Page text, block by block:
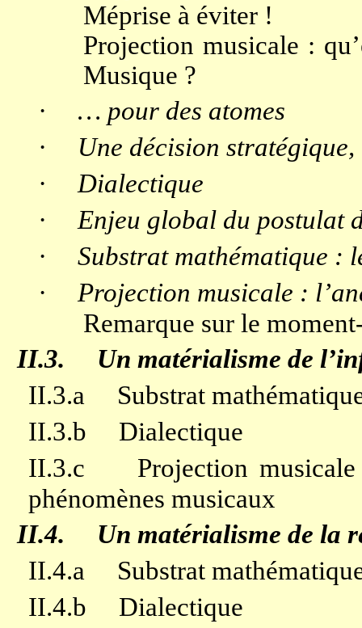
Méprise à éviter !
Projection musicale :
Musique ?
·
… pour des atomes
·
Une décision
·
Dialectique
·
Enjeu global du postulat
·
Substrat mathématique :
·
Projection musicale :
Remarque sur le
II.3.
Un matérialisme de
II.3.a
Substrat
II.3.b
Dialectique
II.3.c
Projection
phénomènes musicaux
II.4.
Un matérialisme de la
II.4.a
Substrat
II.4.b
Dialectique